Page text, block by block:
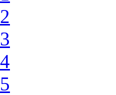
2
3
4
5